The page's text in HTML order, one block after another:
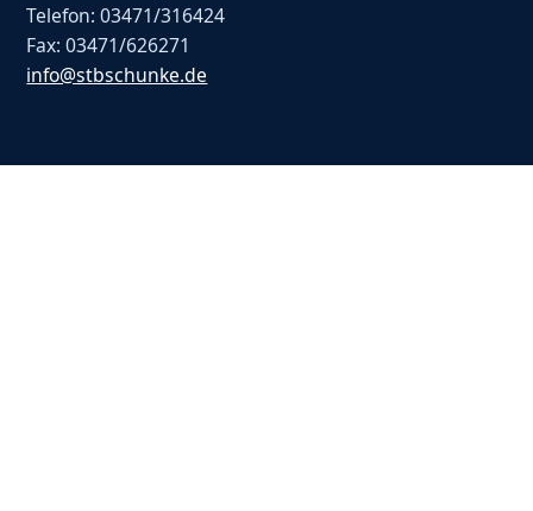
Telefon: 03471/316424
Fax: 03471/626271
info@stbschunke.de